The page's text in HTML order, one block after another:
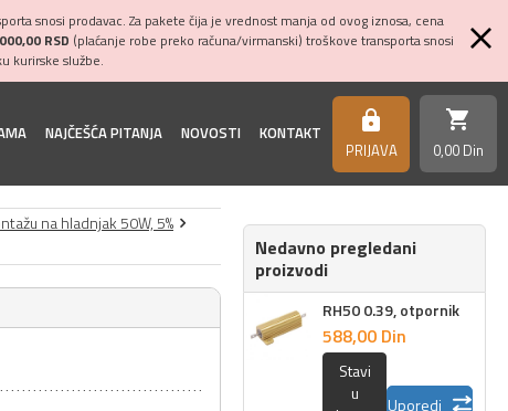
snosi prodavac. Za pakete čija je vrednost manja od ovog iznosa, cena
RSD (plaćanje robe preko računa/virmanski) troškove transporta snosi
kurirske službe.
NAJČEŠĆA PITANJA NOVOSTI KONTAKT https
PRIJAVA
shopping_cart
0,00 Din
na hladnjak 50W, 5%
Nedavno pregledani
proizvodi
RH50 0.39, otpornik
588,00 Din
Stavi
u
Uporedi